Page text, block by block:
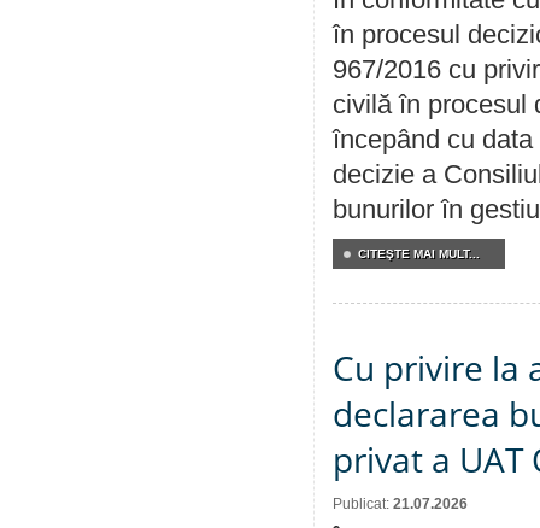
în procesul
967/2016 cu
civilă în procesul
începând cu
decizie a
bunurilor în
CITEŞTE MAI MULT...
Cu privire la
declararea
privat a UAT
Publicat: 21.07.2026